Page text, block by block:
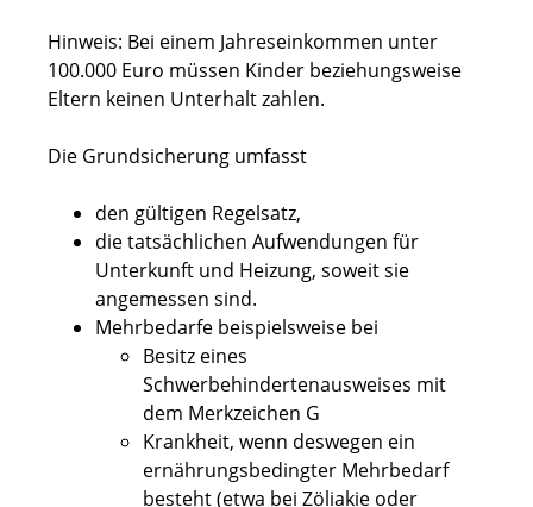
Hinweis: Bei einem Jahreseinkommen unter
100.000 Euro müssen Kinder beziehungsweise
Eltern keinen Unterhalt zahlen.
Die Grundsicherung umfasst
den gültigen Regelsatz,
die tatsächlichen Aufwendungen für
Unterkunft und Heizung, soweit sie
angemessen sind.
Mehrbedarfe beispielsweise bei
Besitz eines
Schwerbehindertenausweises mit
dem Merkzeichen G
Krankheit, wenn deswegen ein
ernährungsbedingter Mehrbedarf
besteht (etwa bei Zöliakie oder